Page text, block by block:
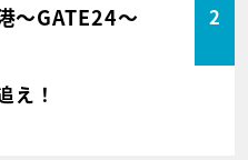
～GATE24～ 2
え！